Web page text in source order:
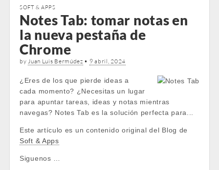
SOFT & APPS
Notes Tab: tomar notas en
la nueva pestaña de
Chrome
byJuan Luis Bermúdez • 9 abril, 2024
¿Eres de los que pierde ideas a
cada momento? ¿Necesitas un lugar
para apuntar tareas, ideas y notas mientras
navegas? Notes Tab es la solución perfecta para...
Este artículo es un contenido original del Blog de
Soft & Apps
Siguenos …